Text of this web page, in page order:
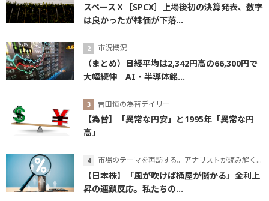
スペースＸ［SPCX］上場後初の決算発表、数字
は良かったが株価が下落...
市況概況
（まとめ）日経平均は2,342円高の66,300円で
大幅続伸 AI・半導体銘...
吉田恒の為替デイリー
【為替】「異常な円安」と1995年「異常な円
高」
市場のテーマを再訪する。アナリストが読み解くテーマの本質
【日本株】「風が吹けば桶屋が儲かる」金利上
昇の連鎖反応。私たちの...